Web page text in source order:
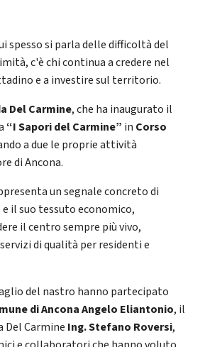
spesso si parla delle difficoltà del
c'è chi continua a credere nel
e a investire sul territorio.
Del Carmine, che ha inaugurato il
“I Sapori del Carmine” in Corso
a due le proprie attività
di Ancona.
un segnale concreto di
il suo tessuto economico,
il centro sempre più vivo,
di qualità per residenti e
del nastro hanno partecipato
di Ancona Angelo Eliantonio, il
Carmine Ing. Stefano Roversi,